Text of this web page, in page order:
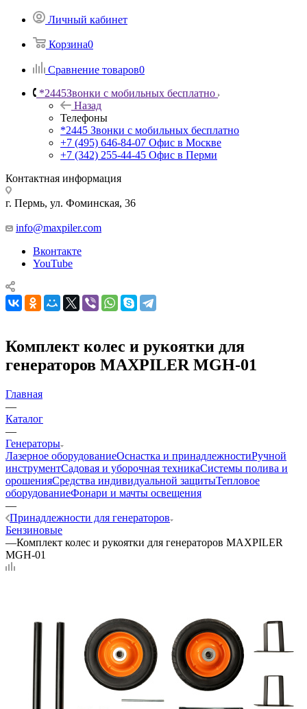
Личный кабинет
Корзина0
Сравнение товаров0
*2445Звонки с мобильных бесплатно
Назад
Телефоны
*2445 Звонки с мобильных бесплатно
+7 (495) 646-84-07 Офис в Москве
+7 (342) 255-44-45 Офис в Перми
Контактная информация
г. Пермь, ул. Фоминская, 36
info@maxpiler.com
Вконтакте
YouTube
Комплект колес и рукоятки для
генераторов MAXPILER MGH-01
Главная
—
Каталог
—
Генераторы
Лазерное оборудованиеОснастка и принадлежностиРучной
инструментСадовая и уборочная техникаСистемы полива и
орошенияСредства индивидуальной защитыТепловое
оборудованиеФонари и мачты освещения
—
Принадлежности для генераторов
Бензиновые
—Комплект колес и рукоятки для генераторов MAXPILER
MGH-01